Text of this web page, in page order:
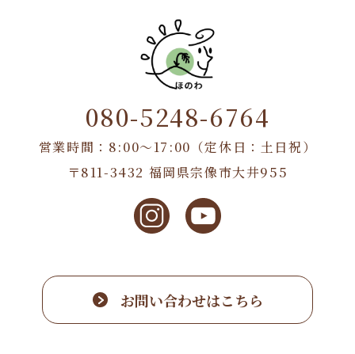
080-5248-6764
営業時間：8:00〜17:00（定休日：土日祝）
〒811-3432 福岡県宗像市大井955
お問い合わせはこちら